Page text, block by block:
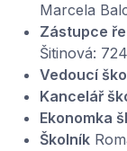
Marcela
Zástupce
Šitinová:
Vedoucí
Kancelář
Ekonomka
Školník